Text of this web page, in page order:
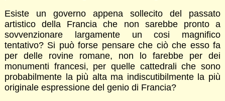
Esiste un governo appena sollecito del passato
artistico della Francia che non sarebbe pronto a
sovvenzionare largamente un cosi magnifico
tentativo? Si può forse pensare che ciò che esso fa
per delle rovine romane, non lo farebbe per dei
monumenti francesi, per quelle cattedrali che sono
probabilmente la più alta ma indiscutibilmente la più
originale espressione del genio di Francia?